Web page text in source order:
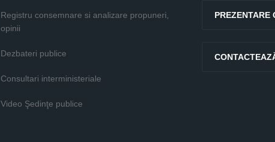
Registru consemnare si analizare propuneri,
opinii
Dezbateri publice
Consultari interministeriale
Video Şedinţe publice
PREZENTARE